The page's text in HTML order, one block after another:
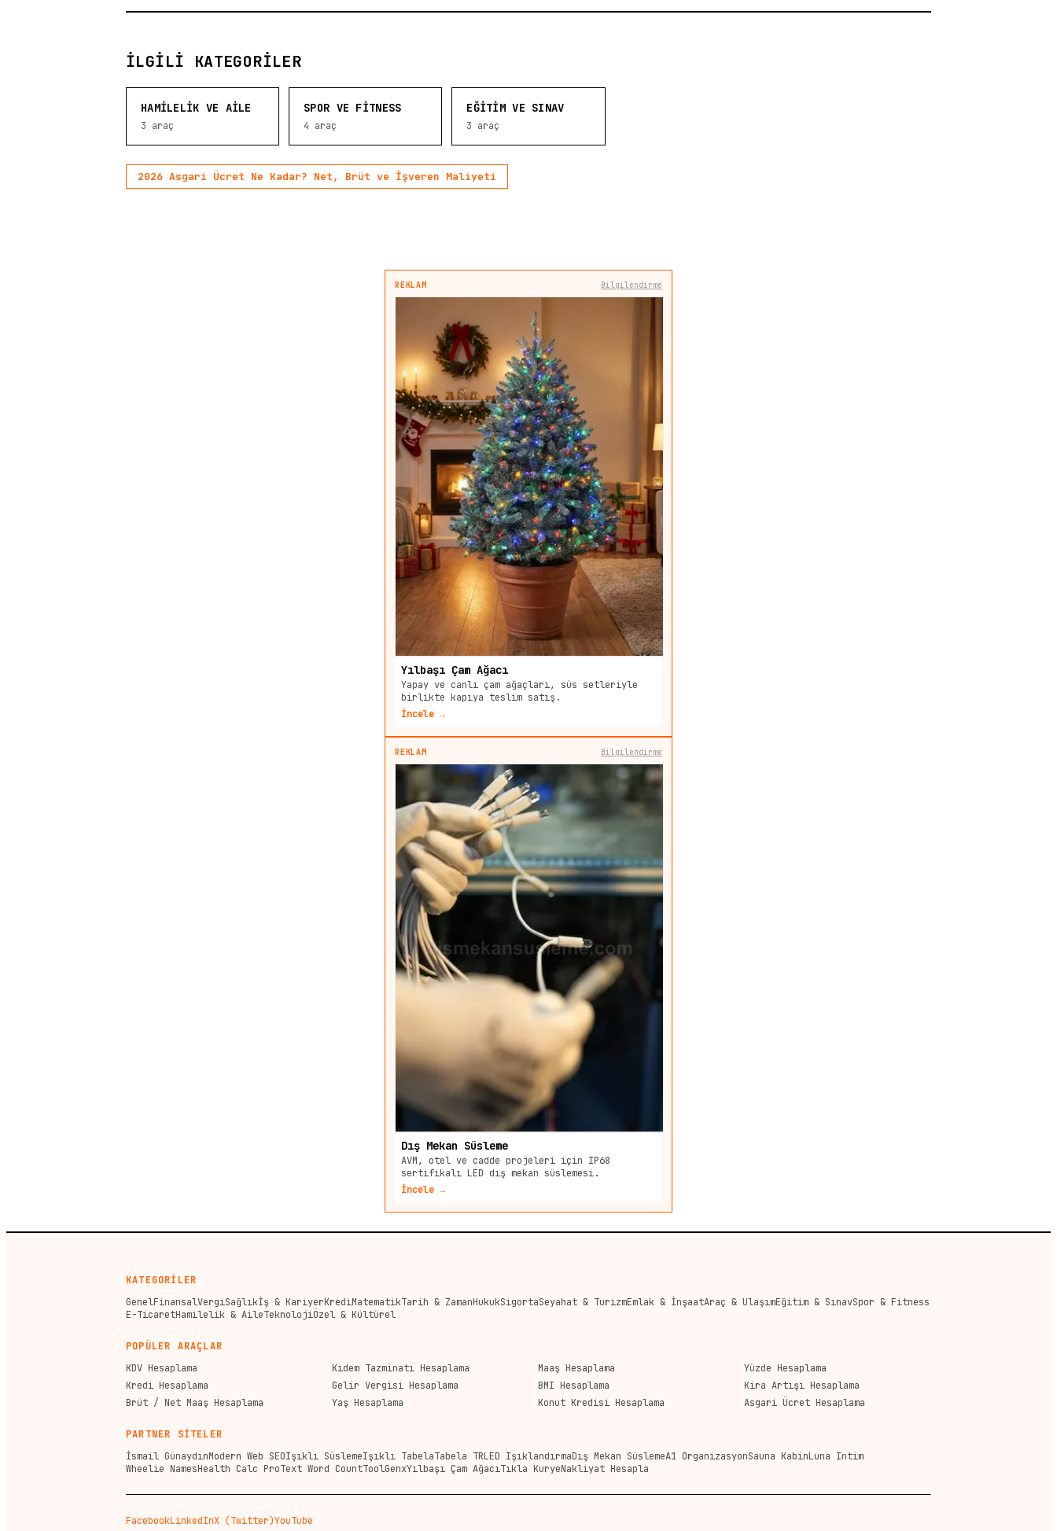
İLGILI KATEGORILER
HAMILELIK VE AILE
3 araç
SPOR VE FITNESS
4 araç
EĞITIM VE SINAV
3 araç
2026 Asgari Ücret Ne Kadar? Net, Brüt ve İşveren Maliyeti
REKLAM Bilgilendirme
Yılbaşı Çam Ağacı
Yapay ve canlı çam ağaçları, süs setleriyle
birlikte kapıya teslim satış.
İncele →
REKLAM Bilgilendirme
Dış Mekan Süsleme
AVM, otel ve cadde projeleri için IP68
sertifikalı LED dış mekan süslemesi.
İncele →
KATEGORİLER
GenelFinansalVergiSağlıkİş & KariyerKrediMatematikTarih & ZamanHukukSigortaSeyahat & TurizmEmlak & İnşaatAraç & UlaşımEğitim & SınavSpor & Fitness
E-TicaretHamilelik & AileTeknolojiÖzel & Kültürel
POPÜLER ARAÇLAR
KDV Hesaplama
Kıdem Tazminatı Hesaplama Maaş Hesaplama
Yüzde Hesaplama
Kredi Hesaplama
Gelir Vergisi Hesaplama BMI Hesaplama
Kira Artışı Hesaplama
Brüt / Net Maaş Hesaplama
Yaş Hesaplama Konut Kredisi Hesaplama Asgari Ücret Hesaplama
PARTNER SİTELER
İsmail GünaydınModern Web SEOIşıklı SüslemeIşıklı TabelaTabela TRLED IşıklandırmaDış Mekan SüslemeA1 OrganizasyonSauna KabinLuna Intim
Wheelie NamesHealth Calc ProText Word CountToolGenxYılbaşı Çam AğacıTıkla KuryeNakliyat Hesapla
FacebookLinkedInX (Twitter)YouTube